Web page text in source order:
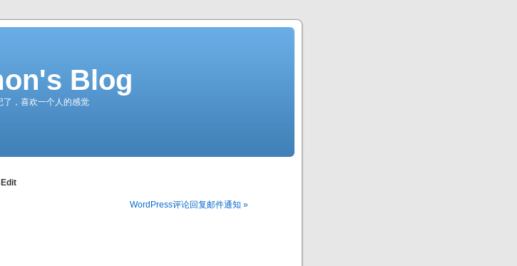
Blog
了，喜欢一个人的感觉
WordPress评论回复邮件通知 »